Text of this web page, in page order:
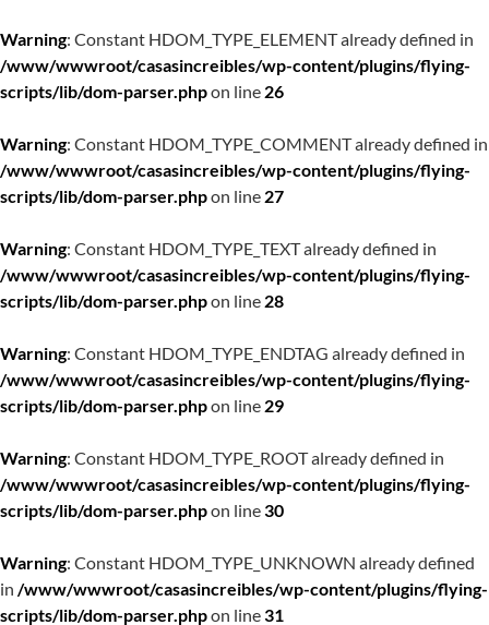
Warning: Constant HDOM_TYPE_ELEMENT already defined in
/www/wwwroot/casasincreibles/wp-content/plugins/flying-
scripts/lib/dom-parser.phpon line 26
Warning: Constant HDOM_TYPE_COMMENT already defined in
/www/wwwroot/casasincreibles/wp-content/plugins/flying-
scripts/lib/dom-parser.phpon line 27
Warning: Constant HDOM_TYPE_TEXT already defined in
/www/wwwroot/casasincreibles/wp-content/plugins/flying-
scripts/lib/dom-parser.phpon line 28
Warning: Constant HDOM_TYPE_ENDTAG already defined in
/www/wwwroot/casasincreibles/wp-content/plugins/flying-
scripts/lib/dom-parser.phpon line 29
Warning: Constant HDOM_TYPE_ROOT already defined in
/www/wwwroot/casasincreibles/wp-content/plugins/flying-
scripts/lib/dom-parser.phpon line30
Warning: Constant HDOM_TYPE_UNKNOWN already defined
in /www/wwwroot/casasincreibles/wp-content/plugins/flying-
scripts/lib/dom-parser.phpon line31